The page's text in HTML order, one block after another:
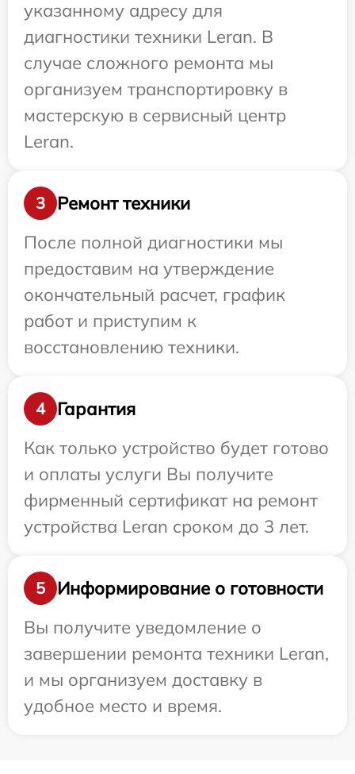
указанному адресу для
диагностики техники Leran. В
случае сложного ремонта мы
организуем транспортировку в
мастерскую в сервисный центр
Leran.
3
Ремонт техники
После полной диагностики мы
предоставим на утверждение
окончательный расчет, график
работ и приступим к
восстановлению техники.
4
Гарантия
Как только устройство будет готово
и оплаты услуги Вы получите
фирменный сертификат на ремонт
устройства Leran сроком до 3 лет.
5
Информирование о готовности
Вы получите уведомление о
завершении ремонта техники Leran,
и мы организуем доставку в
удобное место и время.